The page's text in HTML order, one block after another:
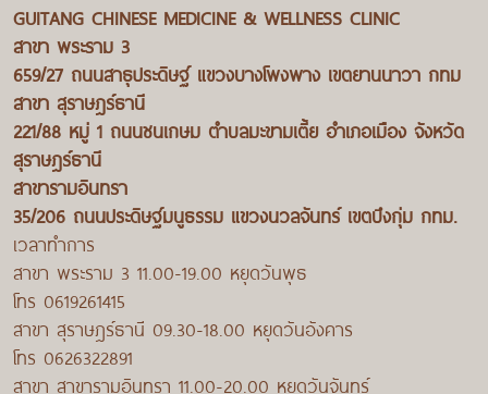
GUITANG CHINESE MEDICINE & WELLNESS CLINIC
สาขา พระราม 3
659/27 ถนนสาธุประดิษฐ์ แขวงบางโพงพาง เขตยานนาวา กทม
สาขา สุราษฎร์ธานี
221/88 หมู่ 1 ถนนชนเกษม ตำบลมะขามเตี้ย อำเภอเมือง จังหวัด
สุราษฎร์ธานี
สาขารามอินทรา
35/206 ถนนประดิษฐ์มนูธรรม แขวงนวลจันทร์ เขตบึงกุ่ม กทม.
เวลาทำการ
สาขา พระราม 3 11.00-19.00 หยุดวันพุธ
โทร 0619261415
สาขา สุราษฎร์ธานี 09.30-18.00 หยุดวันอังคาร
โทร 0626322891
สาขา สาขารามอินทรา 11.00-20.00 หยุดวันจันทร์